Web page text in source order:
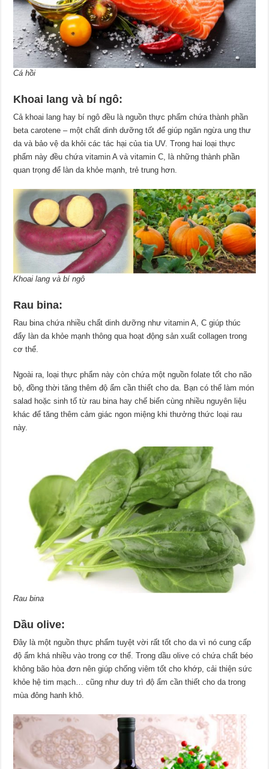
Cá hồi
Khoai lang và bí ngô:
Cả khoai lang hay bí ngô đều là nguồn thực phẩm chứa thành phần
beta carotene – một chất dinh dưỡng tốt để giúp ngăn ngừa ung thư
da và bảo vệ da khỏi các tác hại của tia UV. Trong hai loại thực
phẩm này đều chứa vitamin A và vitamin C, là những thành phần
quan trọng để làn da khỏe mạnh, trẻ trung hơn.
Khoai lang và bí ngô
Rau bina:
Rau bina chứa nhiều chất dinh dưỡng như vitamin A, C giúp thúc
đẩy làn da khỏe mạnh thông qua hoạt động sản xuất collagen trong
cơ thể.
Ngoài ra, loại thực phẩm này còn chứa một nguồn folate tốt cho não
bộ, đồng thời tăng thêm độ ẩm cần thiết cho da. Bạn có thể làm món
salad hoặc sinh tố từ rau bina hay chế biến cùng nhiều nguyên liệu
khác để tăng thêm cảm giác ngon miệng khi thưởng thức loại rau
này.
Rau bina
Dầu olive:
Đây là một nguồn thực phẩm tuyệt vời rất tốt cho da vì nó cung cấp
độ ẩm khá nhiều vào trong cơ thể. Trong dầu olive có chứa chất béo
không bão hòa đơn nên giúp chống viêm tốt cho khớp, cải thiện sức
khỏe hệ tim mạch… cũng như duy trì độ ẩm cần thiết cho da trong
mùa đông hanh khô.